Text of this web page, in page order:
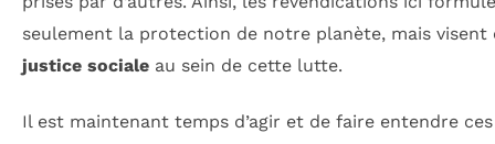
seulement la protection de notre planète, mais visent
justice sociale au sein de cette lutte.
Il est maintenant temps d’agir et de faire entendre